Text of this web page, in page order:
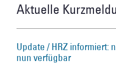
Aktuelle
Update / HRZ informiert:
nun verfügbar